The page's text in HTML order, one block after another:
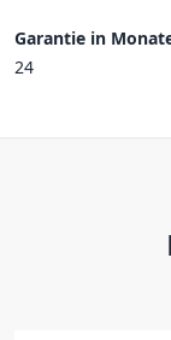
Garantie in
24